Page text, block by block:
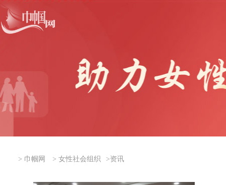
> 巾帼网 > 女性社会组织 >资讯